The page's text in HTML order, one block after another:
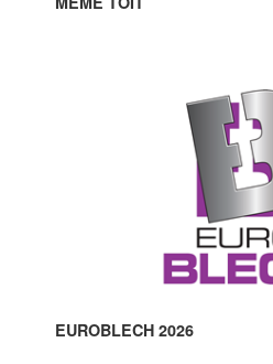
EUROBLECH 2026